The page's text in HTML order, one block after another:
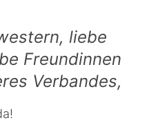
liebe
Freundinnen
Verbandes,